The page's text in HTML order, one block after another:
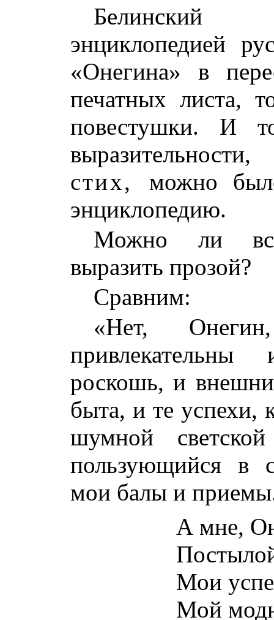
Белинский
энциклопедией
«Онегина» в
печатных листа,
повестушки. И
стих,можно
энциклопедию.
Можно ли все
выразить прозой?
Сравним:
«Нет,
роскошь, и
быта, и те успехи,
шумной
пользующийся в
мои балы и
А мне,
Мои
Мой